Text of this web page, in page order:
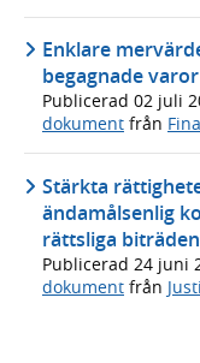
Enklare
begagnade
Publicerad 02 juli
dokument från
Stärkta
ändamålsenlig
rättsliga biträden
Publicerad 24 juni
dokument från